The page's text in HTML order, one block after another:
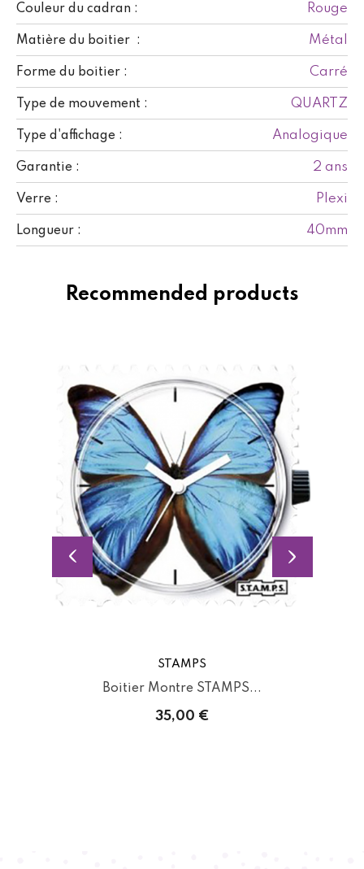
Couleur du cadran : Rouge
Matière du boitier : Métal
Forme du boitier : Carré
Type de mouvement : QUARTZ
Type d'affichage : Analogique
Garantie : 2 ans
Verre : Plexi
Longueur : 40mm
Recommended products
STAMPS
Boitier Montre STAMPS...
35,00 €